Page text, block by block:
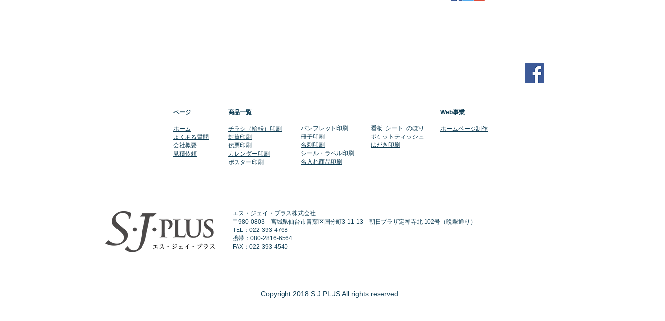
ページ
​ホーム
よくある質問
会社概要
​見積依頼
商品一覧
​チラシ（輪転）印刷
封筒印刷
伝票印刷
​カレンダー印刷
​ポスター印刷
​パンフレット印刷
冊子印刷
名刺印刷
シール・ラベル印刷
​名入れ商品印刷
​看板･シート･のぼり
ポケットティッシュ
​はがき印刷
Web事業
​ホームページ制作
エス・ジェイ・プラス株式会社
〒980-0803 宮城県仙台市青葉区国分町3-11-13 朝日プラザ定禅寺北 102号（晩翠通り）
TEL：022-393-4768
​携帯：080-2816-6564
FAX：022-393-4540
Copyright 2018 S.J.PLUS All rights reserved.